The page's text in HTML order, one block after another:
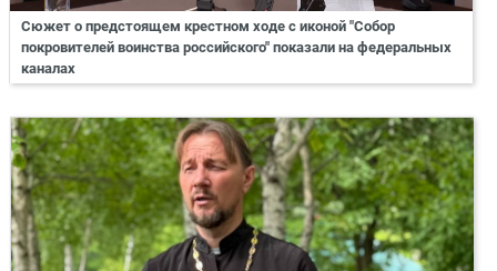
Сюжет о предстоящем крестном ходе с иконой "Собор
покровителей воинства российского" показали на федеральных
каналах